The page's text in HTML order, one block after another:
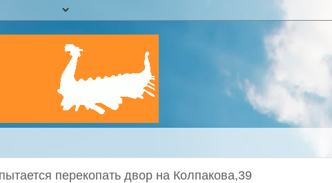
перекопать двор на Колпакова,39